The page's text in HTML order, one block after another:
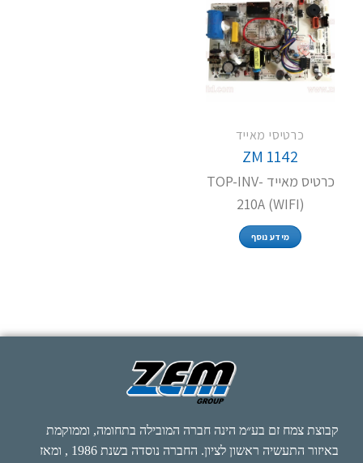
כרטיסי מאייד
ZM 1142
כרטיס מאייד TOP-INV-
210A (WIFI)
מידע נוסף
קבוצת צמח זם בע״מ הינה חברה המובילה בתחומה, וממוקמת
באיזור התעשיה ראשון לציון. החברה נוסדה בשנת 1986 , ומאז